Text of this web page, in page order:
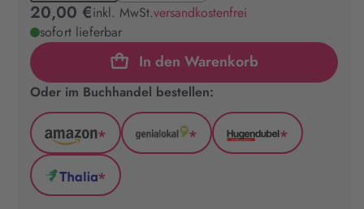
20,00 €inkl. MwSt.versandkostenfrei
sofort lieferbar
In den Warenkorb
Oder im Buchhandel bestellen:
Amazon
(wird
in
neuem
*
GenialLokal
*
Hugendubel
*
Thalia
*